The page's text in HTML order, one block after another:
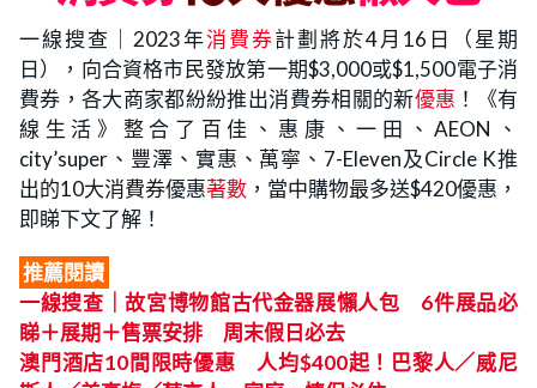
一線搜查｜2023年消費券計劃將於4月16日（星期
日），向合資格市民發放第一期$3,000或$1,500電子消
費券，各大商家都紛紛推出消費券相關的新優惠 ！《有
線生活》整合了百佳、惠康、一田、AEON、
city’super、豐澤、實惠、萬寧、7-Eleven及Circle K推
出的10大消費券優惠著數 ，當中購物最多送$420優惠，
即睇下文了解！
推薦閱讀
一線搜查｜故宮博物館古代金器展懶人包 6件展品必
睇＋展期＋售票安排 周末假日必去
澳門酒店10間限時優惠 人均$400起！巴黎人／威尼